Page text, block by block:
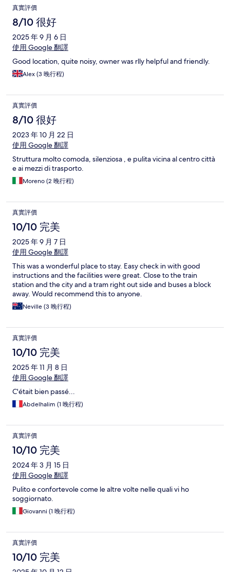
真實評價
8/10 很好
2025 年 9 月 6 日
使用 Google 翻譯
Good location, quite noisy, owner was rlly helpful and friendly.
Alex (3 晚行程)
真實評價
8/10 很好
2023 年 10 月 22 日
使用 Google 翻譯
Struttura molto comoda, silenziosa , e pulita vicina al centro città
e ai mezzi di trasporto.
Moreno (2 晚行程)
真實評價
10/10 完美
2025 年 9 月 7 日
使用 Google 翻譯
This was a wonderful place to stay. Easy check in with good
instructions and the facilities were great. Close to the train
station and the city and a tram right out side and buses a block
away. Would recommend this to anyone.
Neville (3 晚行程)
真實評價
10/10 完美
2025 年 11 月 8 日
使用 Google 翻譯
C'était bien passé...
Abdelhalim (1 晚行程)
真實評價
10/10 完美
2024 年 3 月 15 日
使用 Google 翻譯
Pulito e confortevole come le altre volte nelle quali vi ho
soggiornato.
Giovanni (1 晚行程)
真實評價
10/10 完美